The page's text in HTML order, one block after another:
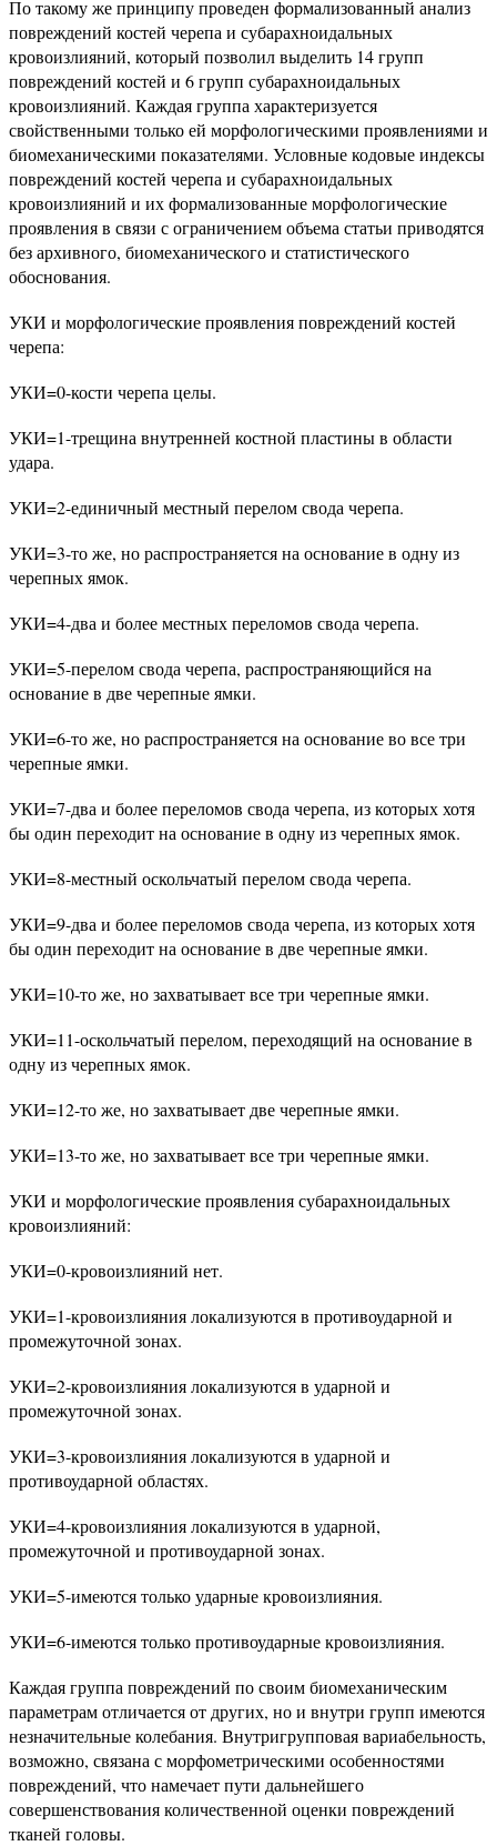
По такому же принципу проведен формализованный анализ
повреждений костей черепа и субарахноидальных
кровоизлияний, который позволил выделить 14 групп
повреждений костей и 6 групп субарахноидальных
кровоизлияний. Каждая группа характеризуется
свойственными только ей морфологическими проявлениями и
биомеханическими показателями. Условные кодовые индексы
повреждений костей черепа и субарахноидальных
кровоизлияний и их формализованные морфологические
проявления в связи с ограничением объема статьи приводятся
без архивного, биомеханического и статистического
обоснования.
УКИ и морфологические проявления повреждений костей
черепа:
УКИ=0-кости черепа целы.
УКИ=1-трещина внутренней костной пластины в области
удара.
УКИ=2-единичный местный перелом свода черепа.
УКИ=3-то же, но распространяется на основание в одну из
черепных ямок.
УКИ=4-два и более местных переломов свода черепа.
УКИ=5-перелом свода черепа, распространяющийся на
основание в две черепные ямки.
УКИ=6-то же, но распространяется на основание во все три
черепные ямки.
УКИ=7-два и более переломов свода черепа, из которых хотя
бы один переходит на основание в одну из черепных ямок.
УКИ=8-местный оскольчатый перелом свода черепа.
УКИ=9-два и более переломов свода черепа, из которых хотя
бы один переходит на основание в две черепные ямки.
УКИ=10-то же, но захватывает все три черепные ямки.
УКИ=11-оскольчатый перелом, переходящий на основание в
одну из черепных ямок.
УКИ=12-то же, но захватывает две черепные ямки.
УКИ=13-то же, но захватывает все три черепные ямки.
УКИ и морфологические проявления субарахноидальных
кровоизлияний:
УКИ=0-кровоизлияний нет.
УКИ=1-кровоизлияния локализуются в противоударной и
промежуточной зонах.
УКИ=2-кровоизлияния локализуются в ударной и
промежуточной зонах.
УКИ=3-кровоизлияния локализуются в ударной и
противоударной областях.
УКИ=4-кровоизлияния локализуются в ударной,
промежуточной и противоударной зонах.
УКИ=5-имеются только ударные кровоизлияния.
УКИ=6-имеются только противоударные кровоизлияния.
Каждая группа повреждений по своим биомеханическим
параметрам отличается от других, но и внутри групп имеются
незначительные колебания. Внутригрупповая вариабельность,
возможно, связана с морфометрическими особенностями
повреждений, что намечает пути дальнейшего
совершенствования количественной оценки повреждений
тканей головы.